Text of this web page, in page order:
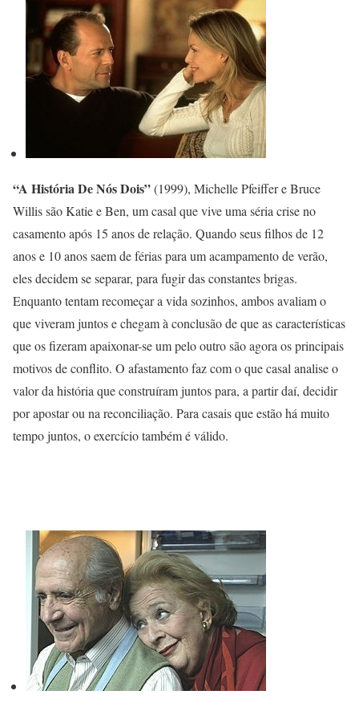
“A História De Nós Dois”(1999), Michelle Pfeiffer e Bruce
Willis são Katie e Ben, um casal que vive uma séria crise no
casamento após 15 anos de relação. Quando seus filhos de 12
anos e 10 anos saem de férias para um acampamento de verão,
eles decidem se separar, para fugir das constantes brigas.
Enquanto tentam recomeçar a vida sozinhos, ambos avaliam o
que viveram juntos e chegam à conclusão de que as características
que os fizeram apaixonar-se um pelo outro são agora os principais
motivos de conflito. O afastamento faz com o que casal analise o
valor da história que construíram juntos para, a partir daí, decidir
por apostar ou na reconciliação. Para casais que estão há muito
tempo juntos, o exercício também é válido.